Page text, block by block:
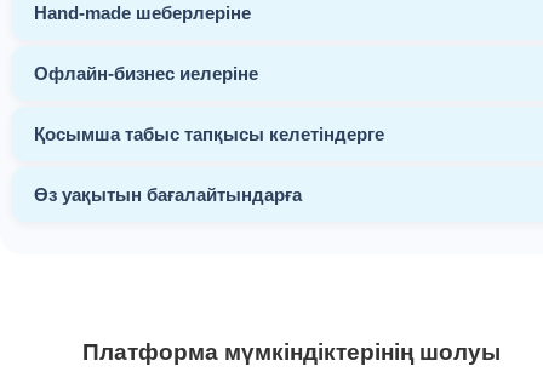
Hand-made шеберлеріне
Офлайн-бизнес иелеріне
Қосымша табыс тапқысы келетіндерге
Өз уақытын бағалайтындарға
Платформа мүмкіндіктерінің шолуы